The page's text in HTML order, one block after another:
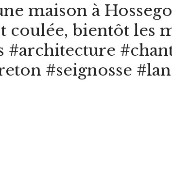
maison à
coulée, bientôt les
#architecture
#seignosse